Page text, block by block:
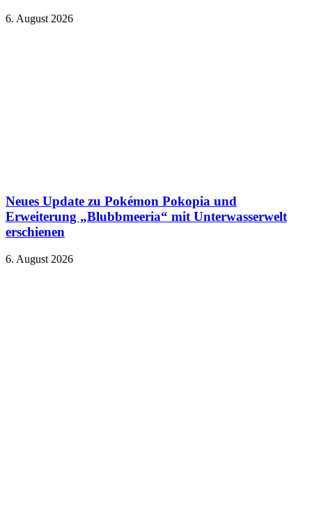
6. August 2026
Neues Update zu Pokémon Pokopia und
Erweiterung „Blubbmeeria“ mit Unterwasserwelt
erschienen
6. August 2026